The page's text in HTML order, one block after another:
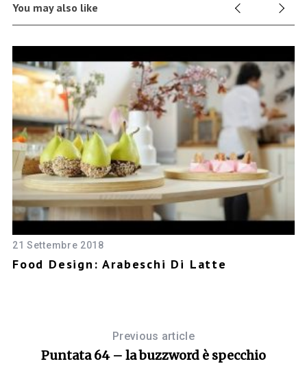
You may also like
21 Settembre 2018
Food Design: Arabeschi Di Latte
Previous article
Puntata 64 – la buzzword è specchio